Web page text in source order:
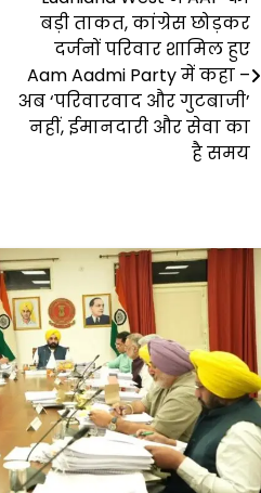
बड़ी ताकत, कांग्रेस छोड़कर
दर्जनों परिवार शामिल हुए
Aam Aadmi Party में कहा –
अब ‘परिवारवाद और गुटबाजी’
नहीं, ईमानदारी और सेवा का
है समय